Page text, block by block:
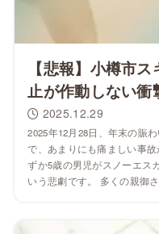
【悲報】小樽市
止が作動しない衝
2025.12.29
2025年12月28日、年末の賑
で、あまりにも痛ましい事
ずか5歳の男児がスノーエス
いう悲劇です。 多くの親御